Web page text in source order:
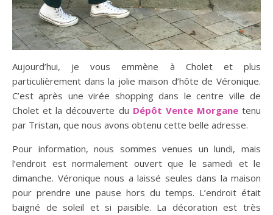
Aujourd’hui, je vous emmène à Cholet et plus
particulièrement dans la jolie maison d’hôte de Véronique.
C’est après une virée shopping dans le centre ville de
Cholet et la découverte du Dépôt Vente Morgane tenu
par Tristan, que nous avons obtenu cette belle adresse.
Pour information, nous sommes venues un lundi, mais
l’endroit est normalement ouvert que le samedi et le
dimanche. Véronique nous a laissé seules dans la maison
pour prendre une pause hors du temps. L’endroit était
baigné de soleil et si paisible. La décoration est très